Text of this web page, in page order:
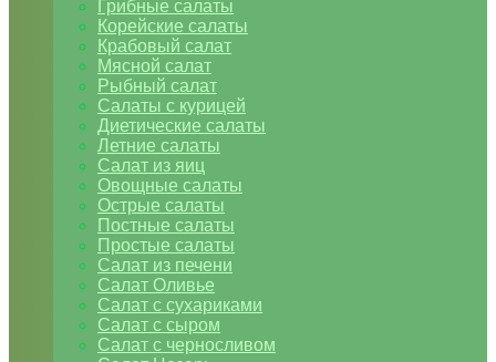
Грибные салаты
Корейские салаты
Крабовый салат
Мясной салат
Рыбный салат
Салаты с курицей
Диетические салаты
Летние салаты
Салат из яиц
Овощные салаты
Острые салаты
Постные салаты
Простые салаты
Салат из печени
Салат Оливье
Салат с сухариками
Салат с сыром
Салат с черносливом